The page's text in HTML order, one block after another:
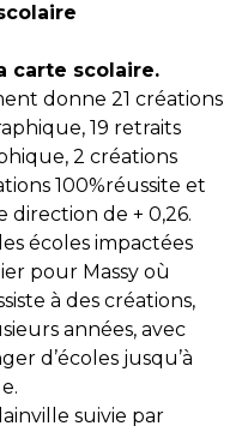
carte scolaire.
donne 21 créations
19 retraits
2 créations
100%réussite et
direction de + 0,26.
écoles impactées
pour Massy où
à des créations,
années, avec
d’écoles jusqu’à
suivie par